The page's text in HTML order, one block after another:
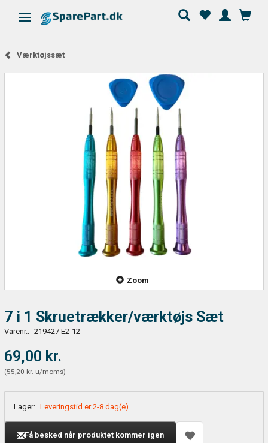
Skifte navigation
Værktøjssæt
Zoom
7 i 1 Skruetrækker/værktøjs Sæt
Varenr.: 219427 E2-12
69,00 kr.
(55,20 kr. u/moms)
Lager: Leveringstid er 2-8 dag(e)
Få besked når produktet kommer igen